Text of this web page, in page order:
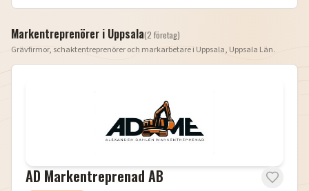
Markentreprenörer i Uppsala(2 företag)
Grävfirmor, schaktentreprenörer och markarbetare i Uppsala, Uppsala Län.
AD Markentreprenad AB